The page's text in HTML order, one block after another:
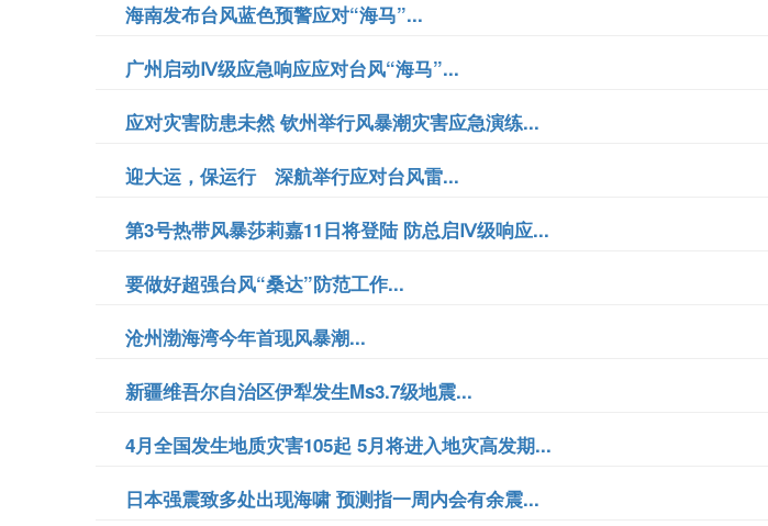
海南发布台风蓝色预警应对“海马”...
广州启动Ⅳ级应急响应应对台风“海马”...
应对灾害防患未然 钦州举行风暴潮灾害应急演练...
迎大运，保运行 深航举行应对台风雷...
第3号热带风暴莎莉嘉11日将登陆 防总启Ⅳ级响应...
要做好超强台风“桑达”防范工作...
沧州渤海湾今年首现风暴潮...
新疆维吾尔自治区伊犁发生Ms3.7级地震...
4月全国发生地质灾害105起 5月将进入地灾高发期...
日本强震致多处出现海啸 预测指一周内会有余震...